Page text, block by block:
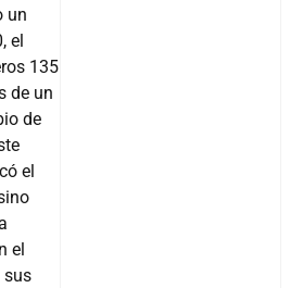
un
el
135
de un
de
el
el
sus